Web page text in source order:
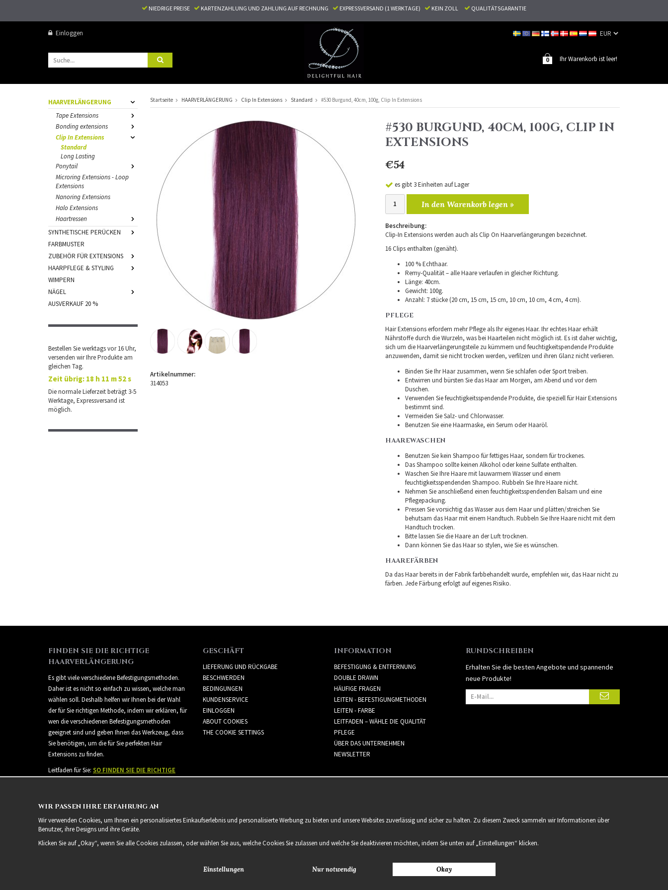
NIEDRIGE PREISE KARTENZAHLUNG UND ZAHLUNG AUF RECHNUNG EXPRESSVERSAND (1 WERKTAGE) KEIN ZOLL QUALITÄTSGARANTIE
Einloggen
Ihr Warenkorb ist leer!
0
HAARVERLÄNGERUNG
Tape Extensions
Bonding extensions
Clip In Extensions
Standard
Long Lasting
Ponytail
Microring Extensions - Loop
Extensions
Nanoring Extensions
Halo Extensions
Haartressen
SYNTHETISCHE PERÜCKEN
FARBMUSTER
ZUBEHÖR FÜR EXTENSIONS
HAARPFLEGE & STYLING
WIMPERN
NÄGEL
AUSVERKAUF 20 %
Bestellen Sie werktags vor 16 Uhr,
versenden wir Ihre Produkte am
gleichen Tag.
Zeit übrig: 18 h 11 m 52 s
Die normale Lieferzeit beträgt 3-5
Werktage, Expressversand ist
möglich.
Startseite HAARVERLÄNGERUNG Clip In Extensions Standard #530 Burgund, 40cm, 100g, Clip In Extensions
#530 BURGUND, 40CM, 100G, CLIP IN
EXTENSIONS
€54
es gibt 3 Einheiten auf Lager
In den Warenkorb legen »
Beschreibung:
Clip-In Extensions werden auch als Clip On Haarverlängerungen bezeichnet.
16 Clips enthalten (genäht).
100 % Echthaar.
Remy-Qualität – alle Haare verlaufen in gleicher Richtung.
Länge: 40cm.
Gewicht: 100g.
Anzahl: 7 stücke (20 cm, 15 cm, 15 cm, 10 cm, 10 cm, 4 cm, 4 cm).
PFLEGE
Hair Extensions erfordern mehr Pflege als Ihr eigenes Haar. Ihr echtes Haar erhält
Nährstoffe durch die Wurzeln, was bei Haarteilen nicht möglich ist. Es ist daher wichtig,
sich um die Haarverlängerungsteile zu kümmern und feuchtigkeitspendende Produkte
anzuwenden, damit sie nicht trocken werden, verfilzen und ihren Glanz nicht verlieren.
Binden Sie Ihr Haar zusammen, wenn Sie schlafen oder Sport treiben.
Entwirren und bürsten Sie das Haar am Morgen, am Abend und vor dem
Duschen.
Verwenden Sie feuchtigkeitsspendende Produkte, die speziell für Hair Extensions
bestimmt sind.
Vermeiden Sie Salz- und Chlorwasser.
Benutzen Sie eine Haarmaske, ein Serum oder Haaröl.
HAAREWASCHEN
Benutzen Sie kein Shampoo für fettiges Haar, sondern für trockenes.
Das Shampoo sollte keinen Alkohol oder keine Sulfate enthalten.
Waschen Sie Ihre Haare mit lauwarmem Wasser und einem
feuchtigkeitsspendenden Shampoo. Rubbeln Sie Ihre Haare nicht.
Nehmen Sie anschließend einen feuchtigkeitsspendenden Balsam und eine
Pflegepackung.
Pressen Sie vorsichtig das Wasser aus dem Haar und plätten/streichen Sie
behutsam das Haar mit einem Handtuch. Rubbeln Sie Ihre Haare nicht mit dem
Handtuch trocken.
Bitte lassen Sie die Haare an der Luft trocknen.
Dann können Sie das Haar so stylen, wie Sie es wünschen.
HAAREFÄRBEN
Da das Haar bereits in der Fabrik farbbehandelt wurde, empfehlen wir, das Haar nicht zu
färben. Jede Färbung erfolgt auf eigenes Risiko.
Artikelnummer:
314053
FINDEN SIE DIE RICHTIGE
HAARVERLÄNGERUNG
Es gibt viele verschiedene Befestigungsmethoden.
Daher ist es nicht so einfach zu wissen, welche man
wählen soll. Deshalb helfen wir Ihnen bei der Wahl
der für Sie richtigen Methode, indem wir erklären, für
wen die verschiedenen Befestigungsmethoden
geeignet sind und geben Ihnen das Werkzeug, dass
Sie benötigen, um die für Sie perfekten Hair
Extensions zu finden.
Leitfaden für Sie: SO FINDEN SIE DIE RICHTIGE
GESCHÄFT
LIEFERUNG UND RÜCKGABE
BESCHWERDEN
BEDINGUNGEN
KUNDENSERVICE
EINLOGGEN
ABOUT COOKIES
THE COOKIE SETTINGS
INFORMATION
BEFESTIGUNG & ENTFERNUNG
DOUBLE DRAWN
HÄUFIGE FRAGEN
LEITEN - BEFESTIGUNGMETHODEN
LEITEN - FARBE
LEITFADEN – WÄHLE DIE QUALITÄT
PFLEGE
ÜBER DAS UNTERNEHMEN
NEWSLETTER
RUNDSCHREIBEN
Erhalten Sie die besten Angebote und spannende
neue Produkte!
2021 Delightful Hair
WIR PASSEN IHRE ERFAHRUNG AN
Wir verwenden Cookies, um Ihnen ein personalisiertes Einkaufserlebnis und personalisierte Werbung zu bieten und unsere Websites zuverlässig und sicher zu halten. Zu diesem Zweck sammeln wir Informationen über
Benutzer, ihre Designs und ihre Geräte.
Klicken Sie auf „Okay“, wenn Sie alle Cookies zulassen, oder wählen Sie aus, welche Cookies Sie zulassen und welche Sie deaktivieren möchten, indem Sie unten auf „Einstellungen“ klicken.
Einstellungen Nur notwendig Okay